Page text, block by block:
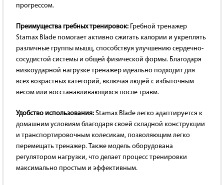
прогрессом.
Преимущества гребных тренировок: Гребной тренажер
Stamax Blade помогает активно сжигать калории и укреплять
различные группы мышц, способствуя улучшению сердечно-
сосудистой системы и общей физической формы. Благодаря
низкоударной нагрузке тренажер идеально подходит для
всех возрастных категорий, включая людей с избыточным
весом или восстанавливающихся после травм.
Удобство использования: Stamax Blade легко адаптируется к
домашним условиям благодаря своей складной конструкции
и транспортировочным колесикам, позволяющим легко
перемещать тренажер. Также модель оборудована
регулятором нагрузки, что делает процесс тренировки
максимально простым и эффективным.